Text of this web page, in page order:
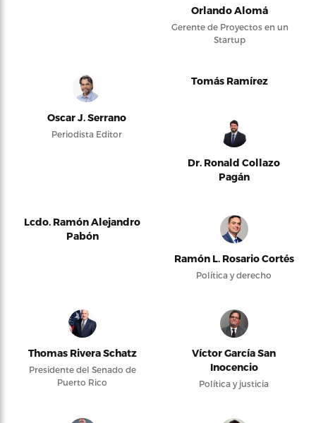
Orlando Alomá
Gerente de Proyectos en un
Startup
Oscar J. Serrano
Periodista Editor
Tomás Ramírez
Dr. Ronald Collazo
Pagán
Lcdo. Ramón Alejandro
Pabón
Ramón L. Rosario Cortés
Política y derecho
Thomas Rivera Schatz
Presidente del Senado de
Puerto Rico
Víctor García San
Inocencio
Política y justicia